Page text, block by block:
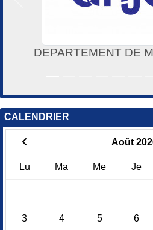
DEPARTEMENT DE
CALENDRIER
Août
Lu Ma Me Je
3 4 5 6